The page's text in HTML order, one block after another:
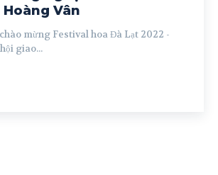
Vân
mừng Festival hoa Đà Lạt 2022 -
giao...